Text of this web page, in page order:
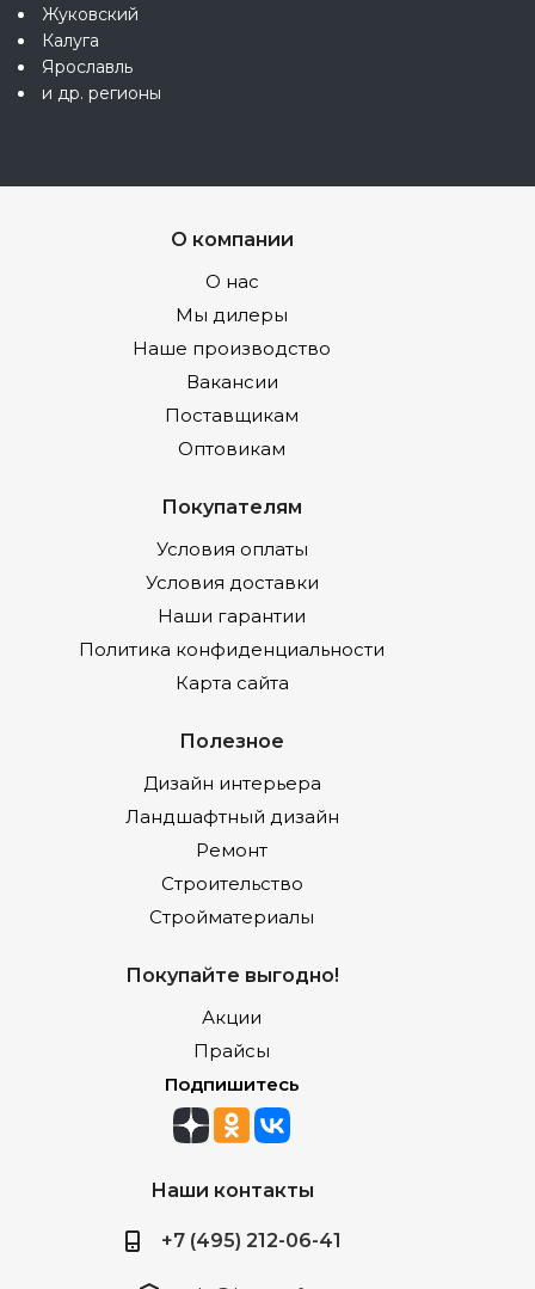
Жуковский
Калуга
Ярославль
и др. регионы
О компании
О нас
Мы дилеры
Наше производство
Вакансии
Поставщикам
Оптовикам
Покупателям
Условия оплаты
Условия доставки
Наши гарантии
Политика конфиденциальности
Карта сайта
Полезное
Дизайн интерьера
Ландшафтный дизайн
Ремонт
Строительство
Стройматериалы
Покупайте выгодно!
Акции
Прайсы
Подпишитесь
Наши контакты
+7 (495) 212-06-41